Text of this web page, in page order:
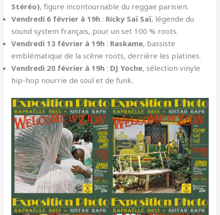
Stéréo), figure incontournable du reggae parisien.
Vendredi 6 février à 19h : Ricky Saï Saï, légende du
sound system français, pour un set 100 % roots.
Vendredi 13 février à 19h : Raskame, bassiste
emblématique de la scène roots, derrière les platines.
Vendredi 20 février à 19h : DJ Yoche, sélection vinyle
hip-hop nourrie de soul et de funk.